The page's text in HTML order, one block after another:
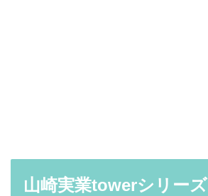
山崎実業towerシリーズ